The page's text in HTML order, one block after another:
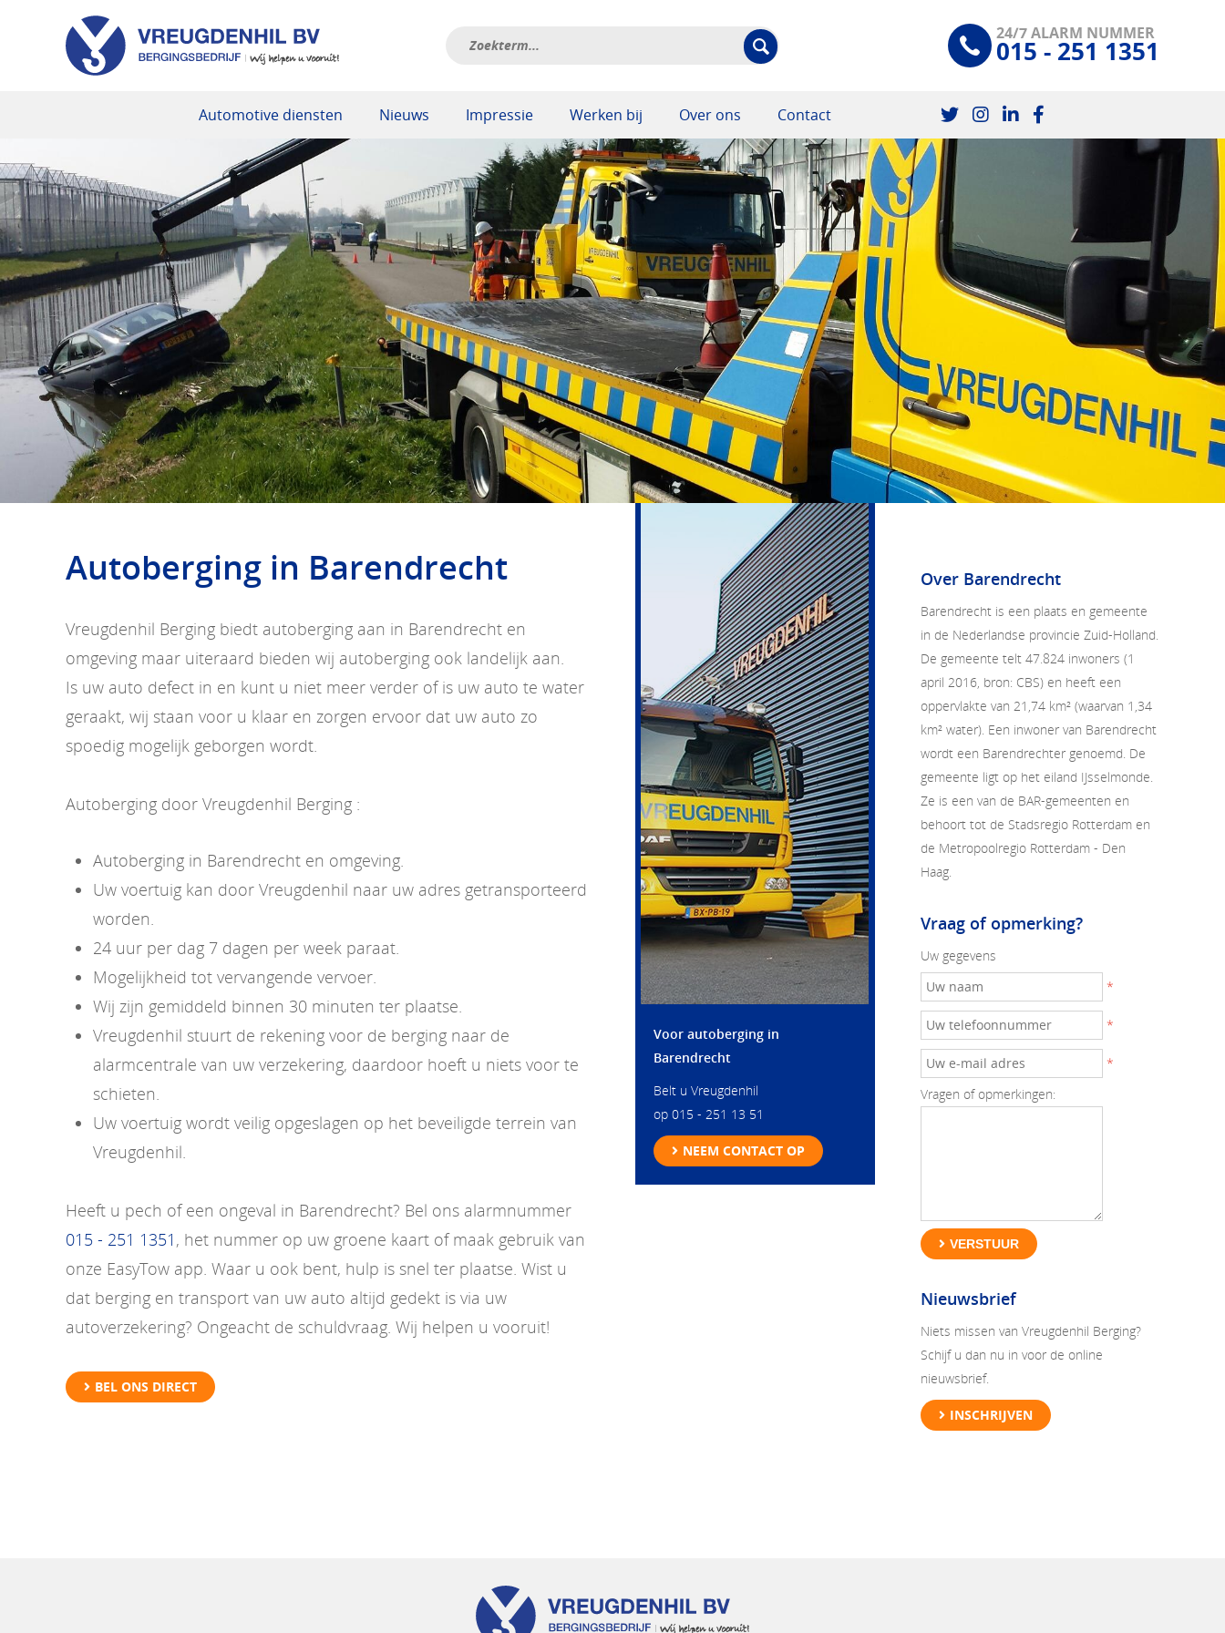
24/7 ALARM NUMMER
015 - 251 1351
Automotive diensten Nieuws Impressie Werken bij Over ons Contact
Autoberging in Barendrecht
Vreugdenhil Berging biedt autoberging aan in Barendrecht en
omgeving maar uiteraard bieden wij autoberging ook landelijk aan.
Is uw auto defect in en kunt u niet meer verder of is uw auto te water
geraakt, wij staan voor u klaar en zorgen ervoor dat uw auto zo
spoedig mogelijk geborgen wordt.
Autoberging door Vreugdenhil Berging :
Autoberging in Barendrecht en omgeving.
Uw voertuig kan door Vreugdenhil naar uw adres getransporteerd
worden.
24 uur per dag 7 dagen per week paraat.
Mogelijkheid tot vervangende vervoer.
Wij zijn gemiddeld binnen 30 minuten ter plaatse.
Vreugdenhil stuurt de rekening voor de berging naar de
alarmcentrale van uw verzekering, daardoor hoeft u niets voor te
schieten.
Uw voertuig wordt veilig opgeslagen op het beveiligde terrein van
Vreugdenhil.
Heeft u pech of een ongeval in Barendrecht? Bel ons alarmnummer
015 - 251 1351 , het nummer op uw groene kaart of maak gebruik van
onze EasyTow app. Waar u ook bent, hulp is snel ter plaatse. Wist u
dat berging en transport van uw auto altijd gedekt is via uw
autoverzekering? Ongeacht de schuldvraag. Wij helpen u vooruit!
BEL ONS DIRECT
Voor autoberging in
Barendrecht
Belt u Vreugdenhil
op 015 - 251 13 51
NEEM CONTACT OP
Over Barendrecht
Barendrechtis een plaats en gemeente
in de Nederlandse provincie Zuid-Holland.
De gemeente telt 47.824 inwoners (1
april 2016, bron: CBS) en heeft een
oppervlakte van 21,74 km² (waarvan 1,34
km² water). Een inwoner van Barendrecht
wordt een Barendrechter genoemd. De
gemeente ligt op het eiland IJsselmonde.
Ze is een van de BAR-gemeenten en
behoort tot de Stadsregio Rotterdam en
de Metropoolregio Rotterdam - Den
Haag.
Vraag of opmerking?
Uw gegevens
*
*
*
Vragen of opmerkingen:
VERSTUUR
Nieuwsbrief
Niets missen van Vreugdenhil Berging?
Schijf u dan nu in voor de online
nieuwsbrief.
INSCHRIJVEN